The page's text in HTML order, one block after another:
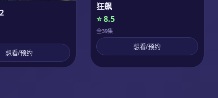
想看/预约
狂飙
⭐ 8.5
全39集
想看/预约